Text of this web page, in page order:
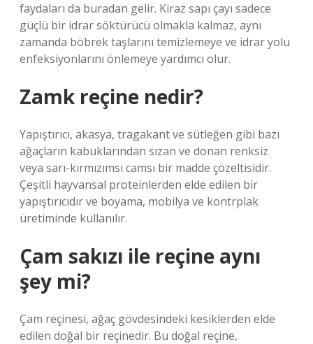
faydaları da buradan gelir. Kiraz sapı çayı sadece
güçlü bir idrar söktürücü olmakla kalmaz, aynı
zamanda böbrek taşlarını temizlemeye ve idrar yolu
enfeksiyonlarını önlemeye yardımcı olur.
Zamk reçine nedir?
Yapıştırıcı, akasya, tragakant ve sütleğen gibi bazı
ağaçların kabuklarından sızan ve donan renksiz
veya sarı-kırmızımsı camsı bir madde çözeltisidir.
Çeşitli hayvansal proteinlerden elde edilen bir
yapıştırıcıdır ve boyama, mobilya ve kontrplak
üretiminde kullanılır.
Çam sakızı ile reçine aynı
şey mi?
Çam reçinesi, ağaç gövdesindeki kesiklerden elde
edilen doğal bir reçinedir. Bu doğal reçine,